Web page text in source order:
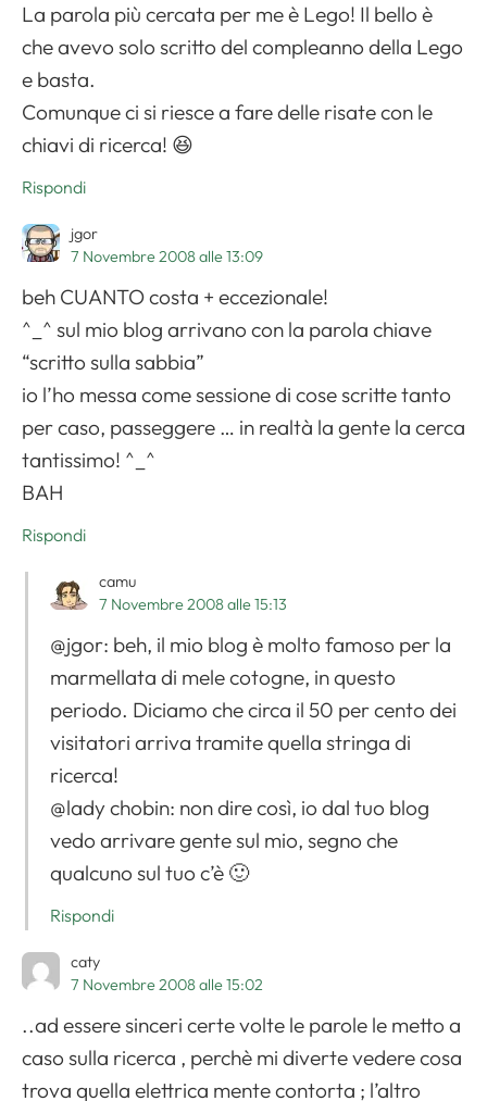
La parola più cercata per me è Lego! Il bello è
che avevo solo scritto del compleanno della Lego
e basta.
Comunque ci si riesce a fare delle risate con le
chiavi di ricerca! 😆
Rispondi
jgor
7 Novembre 2008 alle 13:09
beh CUANTO costa + eccezionale!
^_^ sul mio blog arrivano con la parola chiave
“scritto sulla sabbia”
io l’ho messa come sessione di cose scritte tanto
per caso, passeggere … in realtà la gente la cerca
tantissimo! ^_^
BAH
Rispondi
camu
7 Novembre 2008 alle 15:13
@jgor: beh, il mio blog è molto famoso per la
marmellata di mele cotogne, in questo
periodo. Diciamo che circa il 50 per cento dei
visitatori arriva tramite quella stringa di
ricerca!
@lady chobin: non dire così, io dal tuo blog
vedo arrivare gente sul mio, segno che
qualcuno sul tuo c’è 🙂
Rispondi
caty
7 Novembre 2008 alle 15:02
..ad essere sinceri certe volte le parole le metto a
caso sulla ricerca , perchè mi diverte vedere cosa
trova quella elettrica mente contorta ; l’altro